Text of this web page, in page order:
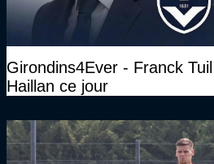
Girondins4Ever - Franck
Haillan ce jour